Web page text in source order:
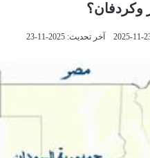
وكردفان؟
2025-11- آخر تحديث: 2025-11-23